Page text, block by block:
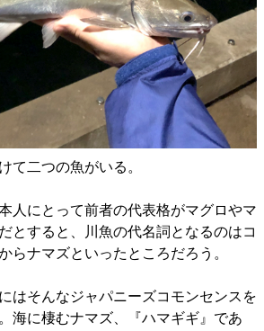
て二つの魚がいる。
人にとって前者の代表格がマグロやマ
とすると、川魚の代名詞となるのはコ
らナマズといったところだろう。
はそんなジャパニーズコモンセンスを
海に棲むナマズ、『ハマギギ』であ